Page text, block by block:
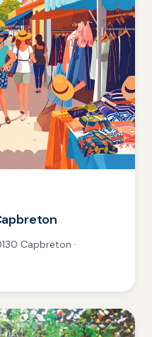
Capbreton ·